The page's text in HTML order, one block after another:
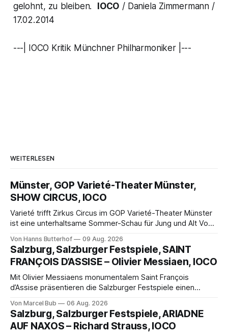
gelohnt, zu bleiben. IOCO / Daniela Zimmermann /
17.02.2014
---| IOCO Kritik Münchner Philharmoniker |---
WEITERLESEN
Münster, GOP Varieté-Theater Münster,
SHOW CIRCUS, IOCO
Varieté trifft Zirkus Circus im GOP Varieté-Theater Münster
ist eine unterhaltsame Sommer-Schau für Jung und Alt Von
Münster der Vorhang zur neuen Show Circus hebt, erkundet
wohl auch eine junge Frau, wie es ist, wenn der Zirkus ins
Varieté kommt.
Von Hanns Butterhof 09 Aug. 2026
Salzburg, Salzburger Festspiele, SAINT
FRANÇOIS D’ASSISE – Olivier Messiaen, IOCO
Mit Olivier Messiaens monumentalem Saint François
d’Assise präsentieren die Salzburger Festspiele einen
eine bildgewaltige Inszenierung, Maxime Pascal entfaltet
die komplexe Partitur eindrucksvoll, Philippe Sly berührt als
Franziskus.
Von Marcel Bub 06 Aug. 2026
Salzburg, Salzburger Festspiele, ARIADNE
AUF NAXOS – Richard Strauss, IOCO